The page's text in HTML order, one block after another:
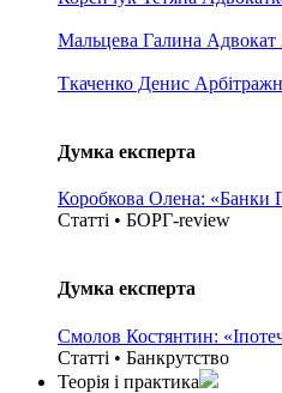
Мальцева Галина
Ткаченко Денис
Думка експерта
Коробкова Олена: «Банки
Статті • БОРГ-review
Думка експерта
Смолов Костянтин:
Статті • Банкрутство
Теорія i практика